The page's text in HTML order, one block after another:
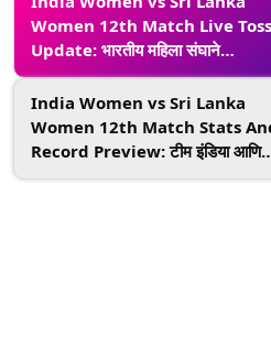
Women 12th Match Live Toss
Update: भारतीय महिला संघाने
श्रीलंकेविरुद्ध नाणेफेक जिंकली, फलंदाजी
करण्याचा घेतला निर्णय
India Women vs Sri Lanka
Women 12th Match Stats
Record Preview: टीम इंडिया आणि